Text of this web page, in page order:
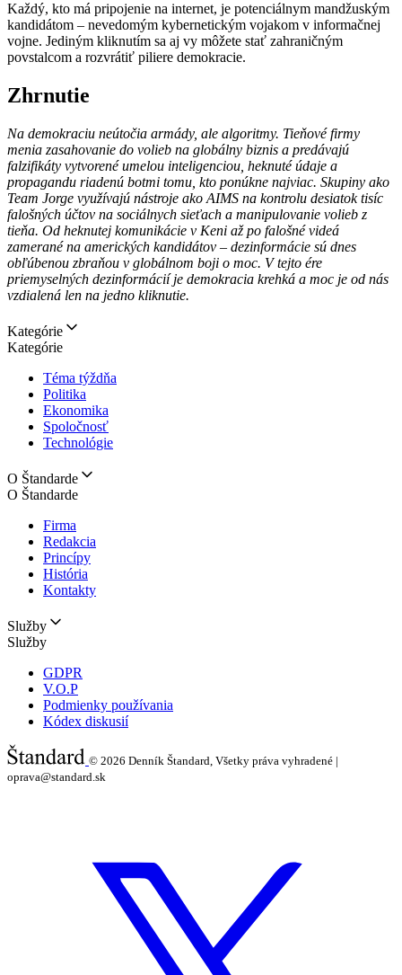
Každý, kto má pripojenie na internet, je potenciálnym mandžuským
kandidátom – nevedomým kybernetickým vojakom v informačnej
vojne. Jediným kliknutím sa aj vy môžete stať zahraničným
povstalcom a rozvrátiť piliere demokracie.
Zhrnutie
Na demokraciu neútočia armády, ale algoritmy. Tieňové firmy
menia zasahovanie do volieb na globálny biznis a predávajú
falzifikáty vytvorené umelou inteligenciou, heknuté údaje a
propagandu riadenú botmi tomu, kto ponúkne najviac. Skupiny ako
Team Jorge využívajú nástroje ako AIMS na kontrolu desiatok tisíc
falošných účtov na sociálnych sieťach a manipulovanie volieb z
tieňa. Od heknutej komunikácie v Keni až po falošné videá
zamerané na amerických kandidátov – dezinformácie sú dnes
obľúbenou zbraňou v globálnom boji o moc. V tejto ére
priemyselných dezinformácií je demokracia krehká a moc je od nás
vzdialená len na jedno kliknutie.
Kategórie
Kategórie
Téma týždňa
Politika
Ekonomika
Spoločnosť
Technológie
O Štandarde
O Štandarde
Firma
Redakcia
Princípy
História
Kontakty
Služby
Služby
GDPR
V.O.P
Podmienky používania
Kódex diskusií
© 2026 Denník Štandard, Všetky práva vyhradené |
oprava@standard.sk